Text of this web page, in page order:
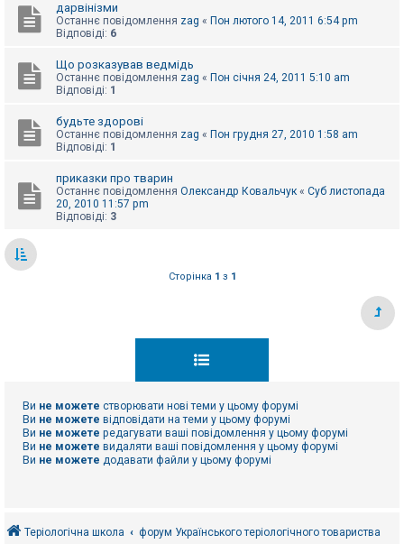
дарвінізми
Останнє повідомлення zag « Пон лютого 14, 2011 6:54 pm
Відповіді: 6
Що розказував ведмідь
Останнє повідомлення zag « Пон січня 24, 2011 5:10 am
Відповіді: 1
будьте здорові
Останнє повідомлення zag « Пон грудня 27, 2010 1:58 am
Відповіді: 1
приказки про тварин
Останнє повідомлення Олександр Ковальчук « Суб листопада
20, 2010 11:57 pm
Відповіді: 3
Сторінка 1 з 1
Ви не можете створювати нові теми у цьому форумі
Ви не можете відповідати на теми у цьому форумі
Ви не можете редагувати ваші повідомлення у цьому форумі
Ви не можете видаляти ваші повідомлення у цьому форумі
Ви не можете додавати файли у цьому форумі
Теріологічна школа форум Українського теріологічного товариства